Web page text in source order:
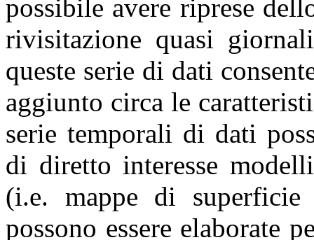
possibile avere riprese
rivisitazione quasi
queste serie di dati
aggiunto circa le
serie temporali di dati
di diretto interesse
(i.e. mappe di
possono essere elaborate